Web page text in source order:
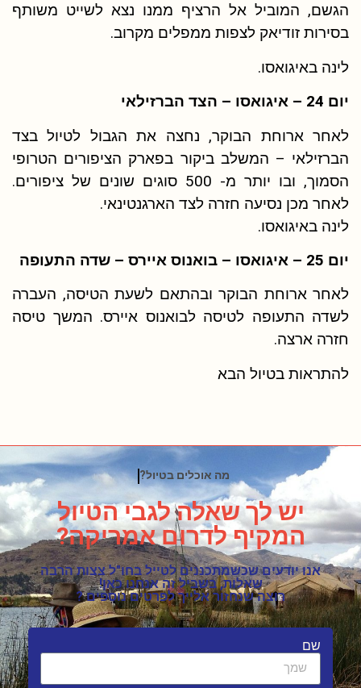
הגשם, המוביל אל הרציף ממנו נצא לשייט משותף
בסירות זודיאק לצפות ממפלים מקרוב.
לינה באיגואסו.
יום 24 – איגואסו – הצד הברזילאי
לאחר ארוחת הבוקר, נחצה את הגבול לטיול בצד
הברזילאי – המשלב ביקור בפארק הציפורים הטרופי
הסמוך, ובו יותר מ- 500 סוגים שונים של ציפורים.
לאחר מכן נסיעה חזרה לצד הארגנטינאי.
לינה באיגואסו.
יום 25 – איגואסו – בואנוס איירס – שדה התעופה
לאחר ארוחת הבוקר ובהתאם לשעת הטיסה, העברה
לשדה התעופה לטיסה לבואנוס איירס. המשך טיסה
חזרה ארצה.
להתראות בטיול הבא
האם יש מסלולים מאתגרים ?
יש לך שאלה לגבי הטיול
המקיף לדרום אמריקה?
אנו יודעים שכשמתכננים לטייל בחו"ל צצות הרבה
שאלות, בשביל זה אנחנו כאן!
רוצה שנחזור אלייך לפרטים נוספים ?
שם